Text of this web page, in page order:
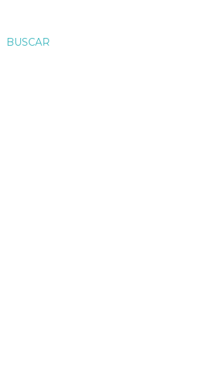
BUSCAR